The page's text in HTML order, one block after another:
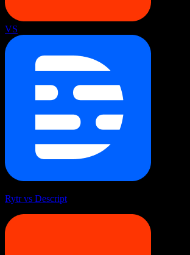
VS
Rytr vs Descript